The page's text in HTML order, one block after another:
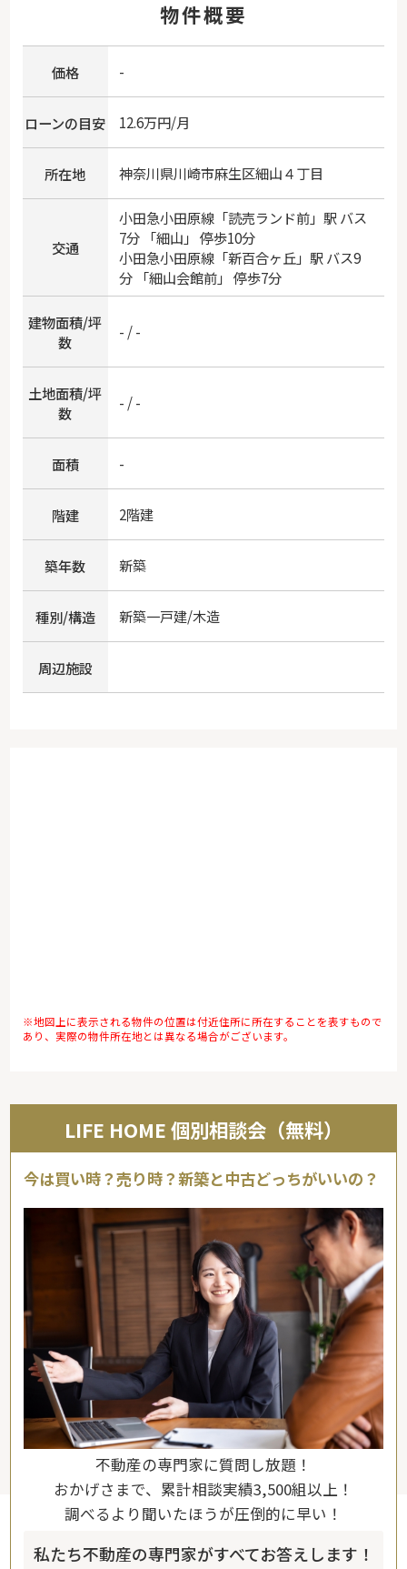
物件概要
価格 -
ローンの目安 12.6万円/月
所在地 神奈川県川崎市麻生区細山４丁目
交通
小田急小田原線「読売ランド前」駅 バス
7分 「細山」 停歩10分
小田急小田原線「新百合ヶ丘 」駅 バス9
分 「細山会館前」 停歩7分
建物面積/坪
数
- / -
土地面積/坪
数
- / -
面積 -
階建 2階建
築年数 新築
種別/構造 新築一戸建/木造
周辺施設
※地図上に表示される物件の位置は付近住所に所在することを表すもので
あり、実際の物件所在地とは異なる場合がございます。
LIFE HOME 個別相談会（無料）
今は買い時？売り時？新築と中古どっちがいいの？
不動産の専門家に質問し放題！
おかげさまで、累計相談実績3,500組以上！
調べるより聞いたほうが圧倒的に早い！
私たち不動産の専門家がすべてお答えします！